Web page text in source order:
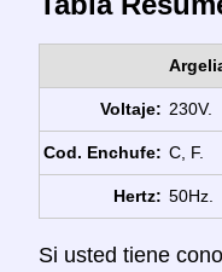
Voltaje: 230V.
Cod. Enchufe: C, F.
Hertz: 50Hz.
Si usted tiene